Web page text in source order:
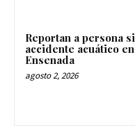
Reportan a persona
accidente acuático
Ensenada
agosto 2, 2026